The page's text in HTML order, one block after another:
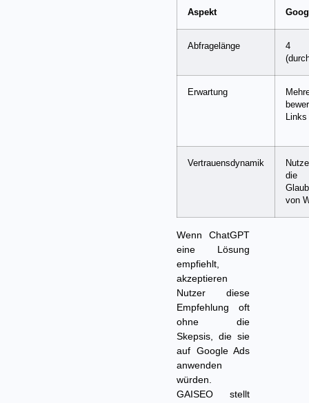
Aspekt
Abfragelänge
4
Erwartung
Links
Vertrauensdynamik
die
von
Wenn ChatGPT
eine Lösung
empfiehlt,
akzeptieren
Nutzer diese
Empfehlung oft
ohne die
Skepsis, die sie
auf Google Ads
anwenden
würden.
GAISEO stellt